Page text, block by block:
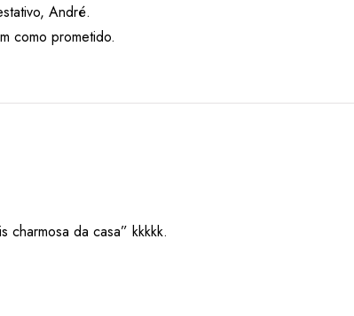
André.
como prometido.
charmosa da casa” kkkkk.